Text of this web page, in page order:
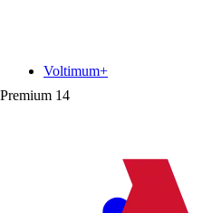
Premium 14
Voltimum+